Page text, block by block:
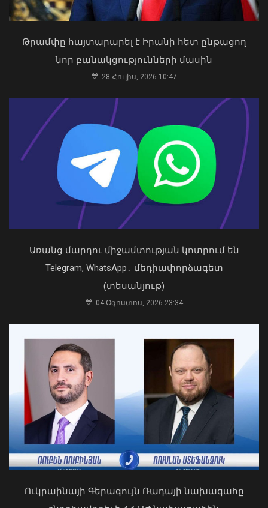
Օգոստոսի 16-ին «Երազ Այգի»-ում
փառատոնը
08 Օգոստոս, 2026 22:41
բացել կայուն և անդառնալի
խաղաղության համար. Հրվ.
Կովկասում ԵՄ հատուկ
ներկայացուցիչ
08 Օգոստոս, 2026 22:11
«Ուժեղ Հայաստան»-ը դեմ է
քվեարկելու ԱԺ նախագահի
պաշտոնում Ռուբեն Ռուբինյանի
03 Օգոստոս, 2026 13:13
եկել. Կոնջորյանը՝ «Հայաստան»
դաշինքի պատգամավորներին
04 Օգոստոս, 2026 15:53
Թրամփը հայտարարել է Իրանի հետ ընթացող
նոր բանակցությունների մասին
28 Հուլիս, 2026 10:47
Առանց մարդու միջամտության կոտրում են
Telegram, WhatsApp․ մեդիափորձագետ
(տեսանյութ)
04 Օգոստոս, 2026 23:34
Ուկրաինայի Գերագույն Ռադայի նախագահը